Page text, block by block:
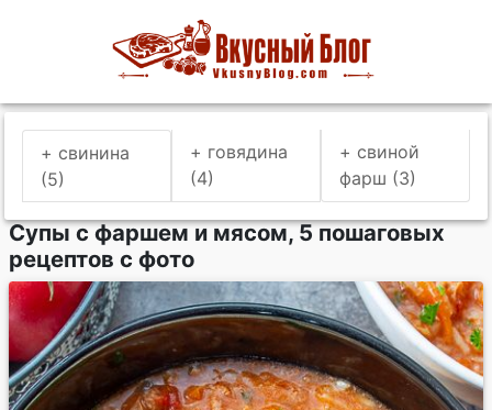
+ свинина
(5)
+ говядина
(4)
+ свиной
фарш (3)
Супы с фаршем и мясом, 5 пошаговых
рецептов с фото